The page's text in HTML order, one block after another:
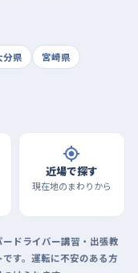
分県
宮崎県
近場で探す
現在地のまわりから
ドライバー講習・出張教
す。運転に不安のある方